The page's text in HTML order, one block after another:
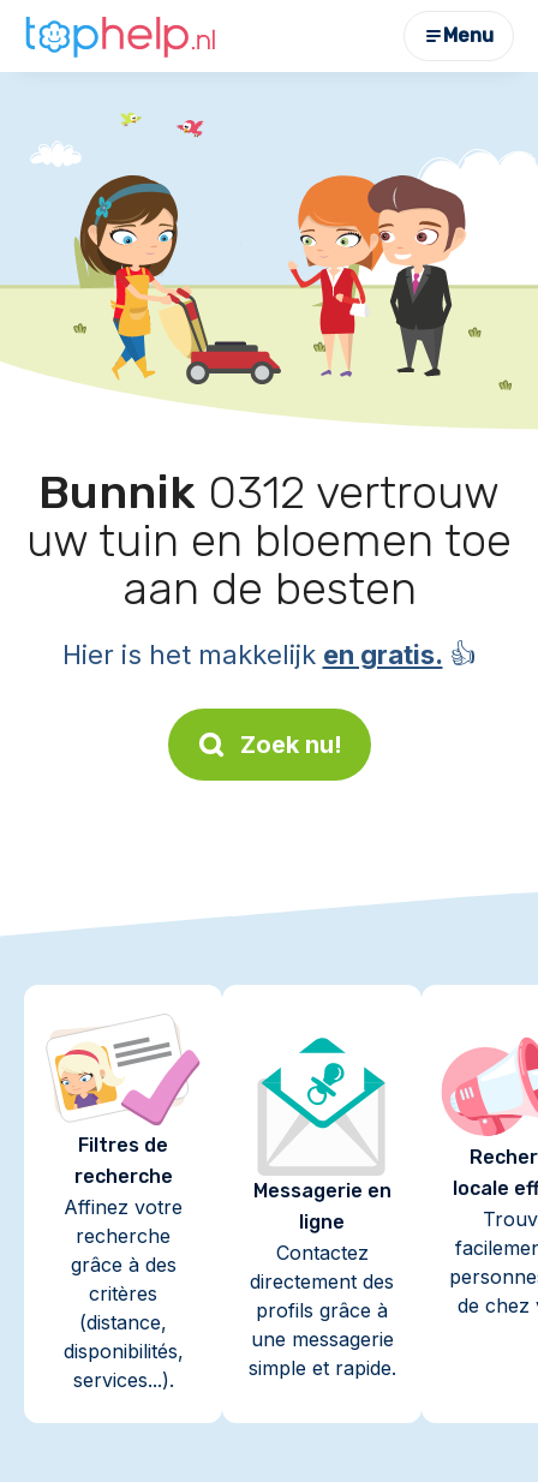
Menu
Bunnik 0312 vertrouw
uw tuin en bloemen toe
aan de besten
Hier is het makkelijk en gratis. 👍
Zoek nu!
Filtres de
recherche
Affinez votre
recherche
grâce à des
critères
(distance,
disponibilités,
services...).
Messagerie en
ligne
Contactez
directement des
profils grâce à
une messagerie
simple et rapide.
locale
de chez